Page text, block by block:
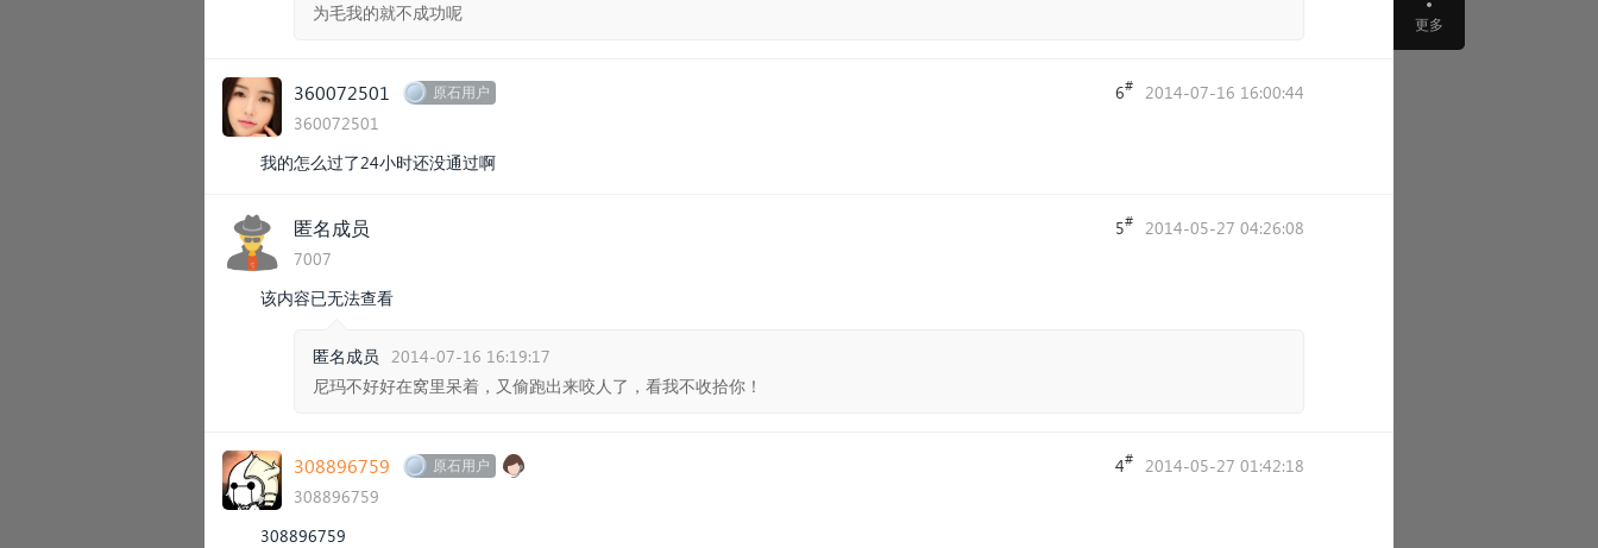
更多
为毛我的就不成功呢
360072501 原石用户
360072501
6# 2014-07-16 16:00:44
我的怎么过了24小时还没通过啊
匿名成员
7007
5# 2014-05-27 04:26:08
该内容已无法查看
匿名成员 2014-07-16 16:19:17
尼玛不好好在窝里呆着，又偷跑出来咬人了，看我不收拾你！
308896759 原石用户
308896759
4# 2014-05-27 01:42:18
308896759